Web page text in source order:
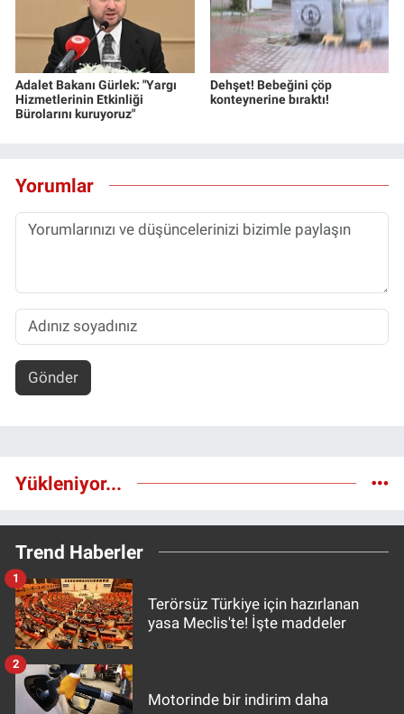
Adalet Bakanı Gürlek: "Yargı
Hizmetlerinin Etkinliği
Bürolarını kuruyoruz"
Dehşet! Bebeğini çöp
konteynerine bıraktı!
Yorumlar
Gönder
Yükleniyor...
Trend Haberler
Terörsüz Türkiye için hazırlanan
yasa Meclis'te! İşte maddeler
1
Motorinde bir indirim daha
2